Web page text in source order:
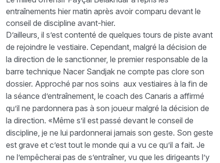
entraînements hier matin après avoir comparu devant le
conseil de discipline avant-hier.
D’ailleurs, il s’est contenté de quelques tours de piste avant
de rejoindre le vestiaire. Cependant, malgré la décision de
la direction de le sanctionner, le premier responsable de la
barre technique Nacer Sandjak ne compte pas clore son
dossier. Approché par nos soins aux vestiaires à la fin de
la séance d’entraînement, le coach des Canaris a affirmé
qu’il ne pardonnera pas à son joueur malgré la décision de
la direction. «Même s’il est passé devant le conseil de
discipline, je ne lui pardonnerai jamais son geste. Son geste
est grave et c’est tout le monde qui a vu ce qu’il a fait. Je
ne l’empêcherai pas de s’entraîner, vu que les dirigeants l’y